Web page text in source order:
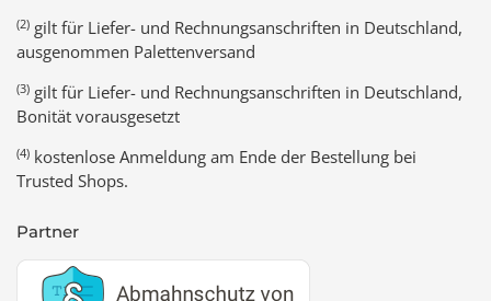
(2) gilt für Liefer- und Rechnungsanschriften in Deutschland,
ausgenommen Palettenversand
(3) gilt für Liefer- und Rechnungsanschriften in Deutschland,
Bonität vorausgesetzt
(4) kostenlose Anmeldung am Ende der Bestellung bei
Trusted Shops.
Partner